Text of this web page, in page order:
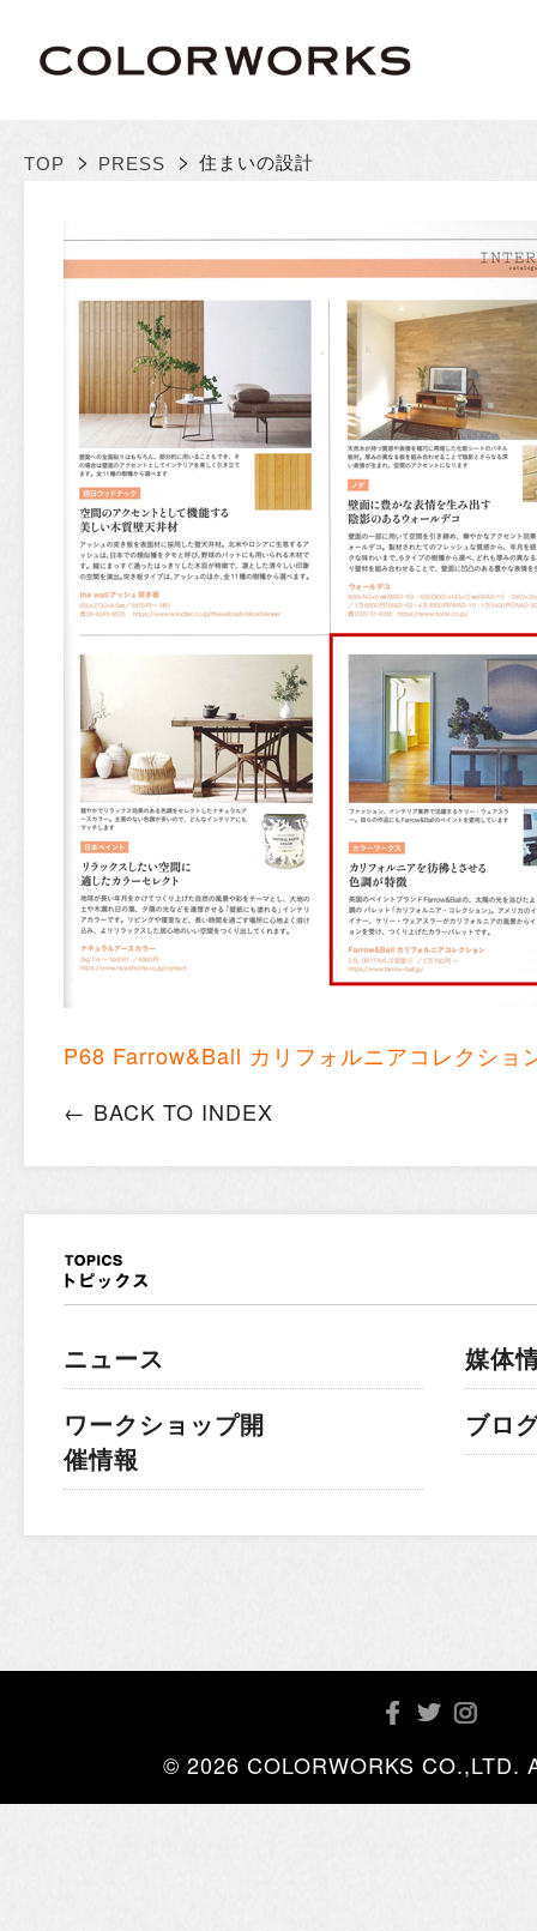
TOP > PRESS > 住まいの設計
P68 Farrow&Ball カリフォルニアコレクショ
← BACK TO INDEX
ニュース
ワークショップ開
催情報
媒体
ブロ
© 2026 COLORWORKS CO.,LTD.